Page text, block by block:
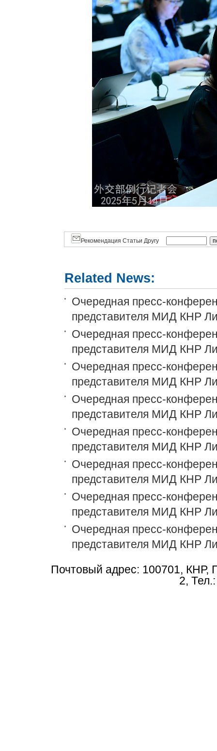
Рекомендация Статьи Другу
Related News:
Очередная пресс-
представителя МИД КНР
Очередная пресс-
представителя МИД КНР
Очередная пресс-
представителя МИД КНР
Очередная пресс-
представителя МИД КНР
Очередная пресс-
представителя МИД КНР
Очередная пресс-
представителя МИД КНР
Очередная пресс-
представителя МИД КНР
Очередная пресс-
представителя МИД КНР
Почтовый адрес: 100701, КНР,
2,